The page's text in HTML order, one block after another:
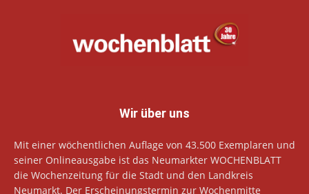
Wir über uns
Mit einer wöchentlichen Auflage von 43.500 Exemplaren und
seiner Onlineausgabe ist das Neumarkter WOCHENBLATT
die Wochenzeitung für die Stadt und den Landkreis
Neumarkt. Der Erscheinungstermin zur Wochenmitte